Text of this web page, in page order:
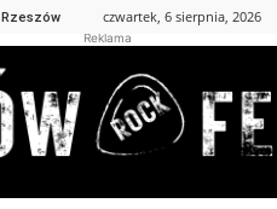
Rzeszów czwartek, 6 sierpnia, 2026
Reklama